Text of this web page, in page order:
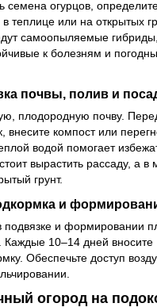
семена огурцов,
теплице или на открытых
самоопыляемые
к болезням и
почвы, полив и
плодородную почву.
внесите компост или
водой помогает
вырастить рассаду, а в
грунт.
и
и формировании
Каждые 10–14 дней вносите
Обеспечьте доступ
огород на